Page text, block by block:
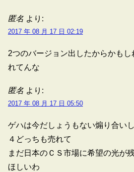
匿名 より:
2017 年 08 月 17 日 02:19
2つのバージョン出したからかも
れてんな
匿名 より:
2017 年 08 月 17 日 05:50
ゲハは今だしょうもない煽り合い
４どっちも売れて
まだ日本のＣＳ市場に希望の光が
ほしいわ